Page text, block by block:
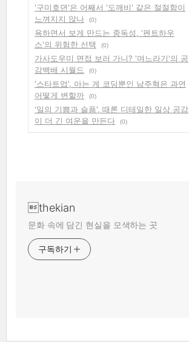
'구미호뎐'은 어째서 '도깨비' 같은 절절함이
느껴지지 않나
(0)
욕하면서 보게 만드는 중독성, '펜트하우
스'의 위험한 선택
(0)
가사도우미 면접 보러 가니? '며느라기'의 공
감백배 시월드
(0)
'스타트업', 아는 게 코딩뿐인 남주혁은 과연
어떻게 변할까
(0)
'일의 기쁨과 슬픔', 때론 디테일한 일상 공감
이 더 긴 여운을 만든다
(0)
thekian
문화 속에 담긴 현실을 모색하는 곳
구독하기